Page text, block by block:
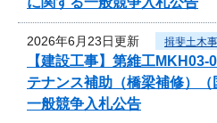
2026年6月23日更新 揖斐土木
【建設工事】第維工
テナンス補助（橋梁補修）
一般競争入札公告